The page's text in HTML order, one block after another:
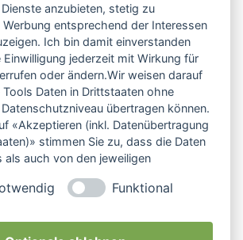
anzubieten, stetig zu
entsprechend der Interessen
Ich bin damit einverstanden
Einwilligung jederzeit mit Wirkung für
oder ändern.Wir weisen darauf
Daten in Drittstaaten ohne
übertragen können.
«Akzeptieren (inkl. Datenübertragung
stimmen Sie zu, dass die Daten
als auch von den jeweiligen
können Ihre Cookie-Einstellungen
Funktional